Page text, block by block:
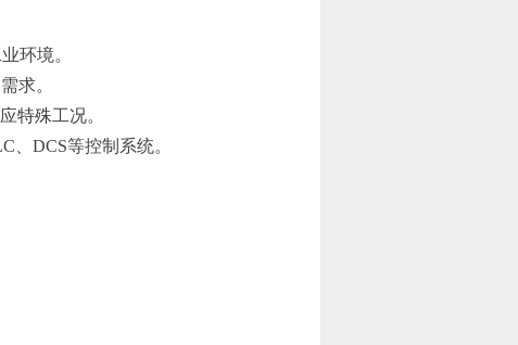
环境。
求。
特殊工况。
、DCS等控制系统。